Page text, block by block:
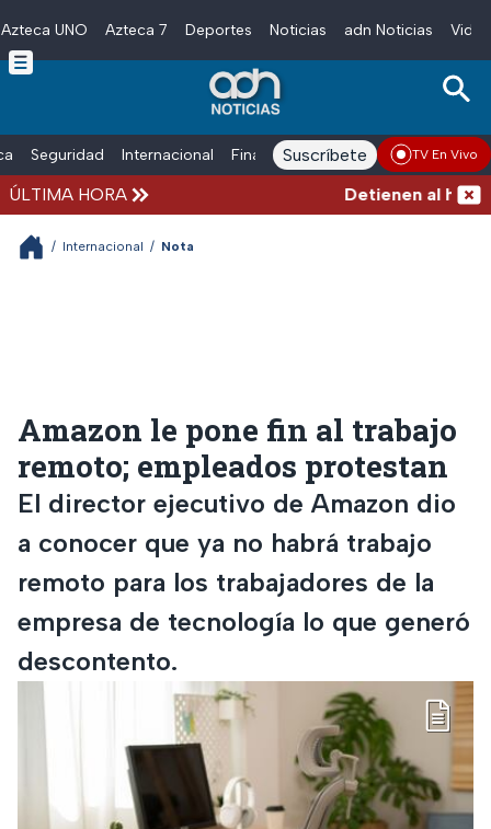
Skip to main content
Azteca UNO Azteca 7 Deportes Noticias adn Noticias
Seguridad Internacional Finanzas adn Noticias Radio
Suscríbete TV En Vivo
ÚLTIMA HORA Detienen al
/ Internacional / Nota
Amazon le pone fin al trabajo
remoto; empleados protestan
El director ejecutivo de Amazon dio
a conocer que ya no habrá trabajo
remoto para los trabajadores de la
empresa de tecnología lo que generó
descontento.